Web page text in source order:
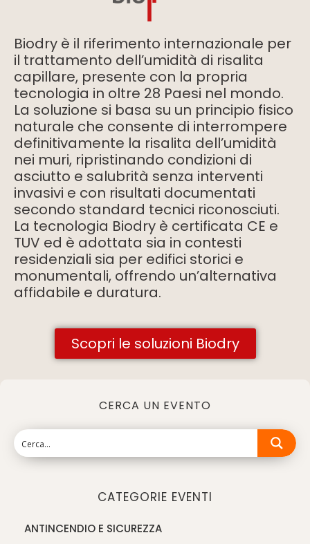
Biodry è il riferimento internazionale per
il trattamento dell’umidità di risalita
capillare, presente con la propria
tecnologia in oltre 28 Paesi nel mondo.
La soluzione si basa su un principio fisico
naturale che consente di interrompere
definitivamente la risalita dell’umidità
nei muri, ripristinando condizioni di
asciutto e salubrità senza interventi
invasivi e con risultati documentati
secondo standard tecnici riconosciuti.
La tecnologia Biodry è certificata CE e
TUV ed è adottata sia in contesti
residenziali sia per edifici storici e
monumentali, offrendo un’alternativa
affidabile e duratura.
Scopri le soluzioni Biodry
CERCA UN EVENTO
CATEGORIE EVENTI
ANTINCENDIO E SICUREZZA